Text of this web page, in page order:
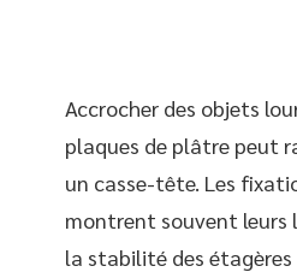
Accrocher des objets
plaques de plâtre peut
un casse-tête. Les
montrent souvent leurs
la stabilité des étagères